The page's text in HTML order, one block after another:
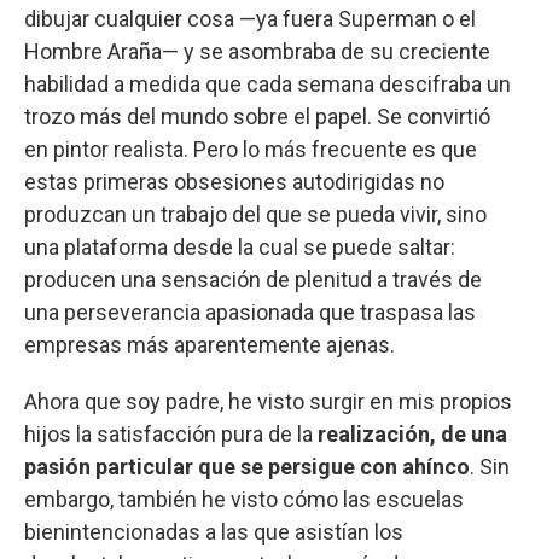
dibujar cualquier cosa —ya fuera Superman o el
Hombre Araña— y se asombraba de su creciente
habilidad a medida que cada semana descifraba un
trozo más del mundo sobre el papel. Se convirtió
en pintor realista. Pero lo más frecuente es que
estas primeras obsesiones autodirigidas no
produzcan un trabajo del que se pueda vivir, sino
una plataforma desde la cual se puede saltar:
producen una sensación de plenitud a través de
una perseverancia apasionada que traspasa las
empresas más aparentemente ajenas.
Ahora que soy padre, he visto surgir en mis propios
hijos la satisfacción pura de la realización, de una
pasión particular que se persigue con ahínco. Sin
embargo, también he visto cómo las escuelas
bienintencionadas a las que asistían los